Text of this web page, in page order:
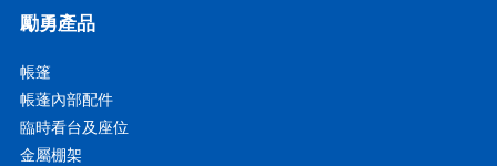
勵勇產品
帳篷
帳蓬內部配件
臨時看台及座位
金屬棚架